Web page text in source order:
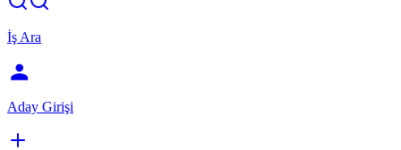
İş Ara
Aday Girişi